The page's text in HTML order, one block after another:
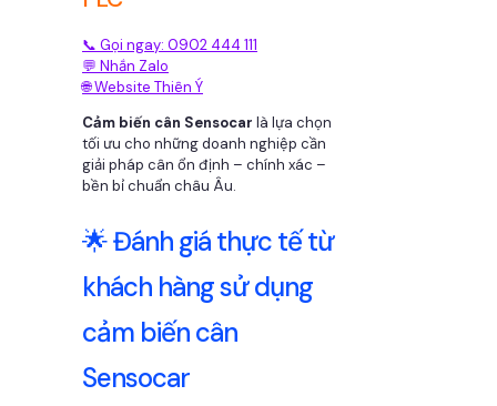
📞 Gọi ngay: 0902 444 111
💬 Nhắn Zalo
🌐 Website Thiên Ý
Cảm biến cân Sensocar là lựa chọn
tối ưu cho những doanh nghiệp cần
giải pháp cân ổn định – chính xác –
bền bỉ chuẩn châu Âu.
🌟 Đánh giá thực tế từ
khách hàng sử dụng
cảm biến cân
Sensocar